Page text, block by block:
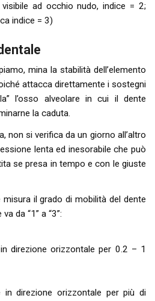
ad occhio nudo, indice = 2;
indice = 3)
mina la stabilità dell’elemento
attacca direttamente i sostegni
l’osso alveolare in cui il dente
la caduta.
non si verifica da un giorno all’altro
lenta ed inesorabile che può
se presa in tempo e con le giuste
misura il grado di mobilità del dente
da “1” a “3”:
direzione orizzontale per 0.2 – 1
direzione orizzontale per più di